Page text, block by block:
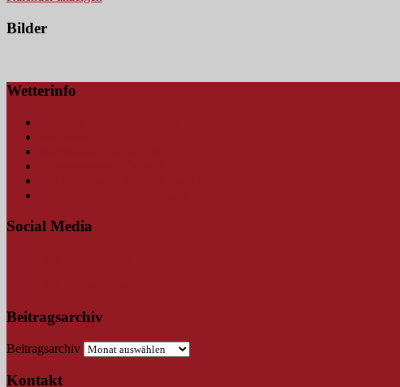
Bilder
Wetterinfo
Social Media
Beitragsarchiv
Beitragsarchiv
Kontakt